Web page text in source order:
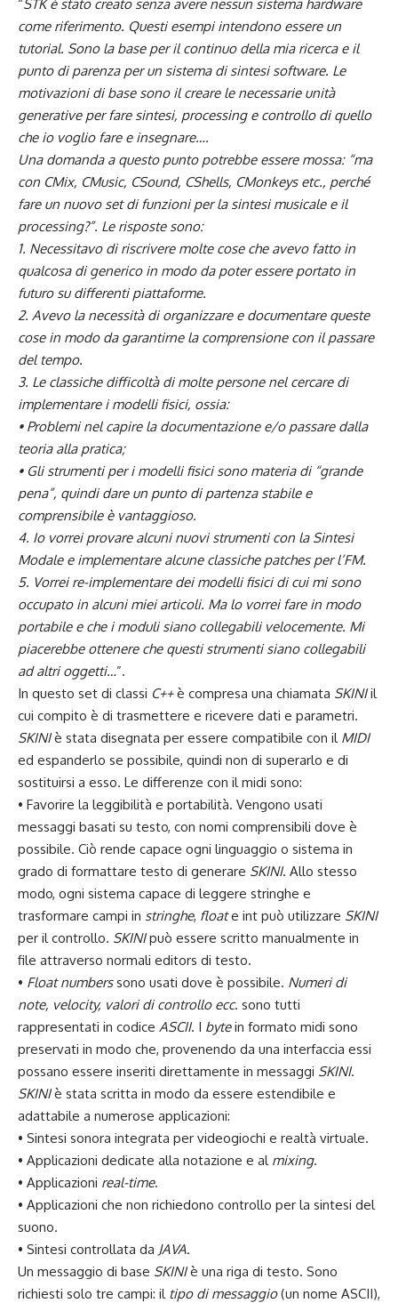
“STK è stato creato senza avere nessun sistema hardware
come riferimento. Questi esempi intendono essere un
tutorial. Sono la base per il continuo della mia ricerca e il
punto di parenza per un sistema di sintesi software. Le
motivazioni di base sono il creare le necessarie unità
generative per fare sintesi, processing e controllo di quello
che io voglio fare e insegnare….
Una domanda a questo punto potrebbe essere mossa: “ma
con CMix, CMusic, CSound, CShells, CMonkeys etc., perché
fare un nuovo set di funzioni per la sintesi musicale e il
processing?”. Le risposte sono:
1. Necessitavo di riscrivere molte cose che avevo fatto in
qualcosa di generico in modo da poter essere portato in
futuro su differenti piattaforme.
2. Avevo la necessità di organizzare e documentare queste
cose in modo da garantirne la comprensione con il passare
del tempo.
3. Le classiche difficoltà di molte persone nel cercare di
implementare i modelli fisici, ossia:
• Problemi nel capire la documentazione e/o passare dalla
teoria alla pratica;
• Gli strumenti per i modelli fisici sono materia di “grande
pena”, quindi dare un punto di partenza stabile e
comprensibile è vantaggioso.
4. Io vorrei provare alcuni nuovi strumenti con la Sintesi
Modale e implementare alcune classiche patches per l’FM.
5. Vorrei re-implementare dei modelli fisici di cui mi sono
occupato in alcuni miei articoli. Ma lo vorrei fare in modo
portabile e che i moduli siano collegabili velocemente. Mi
piacerebbe ottenere che questi strumenti siano collegabili
ad altri oggetti…”.
In questo set di classi C++è compresa una chiamata SKINIil
cui compito è di trasmettere e ricevere dati e parametri.
SKINIè stata disegnata per essere compatibile con il MIDI
ed espanderlo se possibile, quindi non di superarlo e di
sostituirsi a esso. Le differenze con il midi sono:
• Favorire la leggibilità e portabilità. Vengono usati
messaggi basati su testo, con nomi comprensibili dove è
possibile. Ciò rende capace ogni linguaggio o sistema in
grado di formattare testo di generare SKINI. Allo stesso
modo, ogni sistema capace di leggere stringhe e
trasformare campi in stringhe, floate int può utilizzare SKINI
per il controllo. SKINIpuò essere scritto manualmente in
file attraverso normali editors di testo.
• Float numberssono usati dove è possibile. Numeri di
note, velocity, valori di controllo ecc. sono tutti
rappresentati in codice ASCII. I bytein formato midi sono
preservati in modo che, provenendo da una interfaccia essi
possano essere inseriti direttamente in messaggi SKINI.
SKINIè stata scritta in modo da essere estendibile e
adattabile a numerose applicazioni:
• Sintesi sonora integrata per videogiochi e realtà virtuale.
• Applicazioni dedicate alla notazione e al mixing.
• Applicazioni real-time.
• Applicazioni che non richiedono controllo per la sintesi del
suono.
• Sintesi controllata da JAVA.
Un messaggio di base SKINIè una riga di testo. Sono
richiesti solo tre campi: il tipo di messaggio(un nome ASCII),